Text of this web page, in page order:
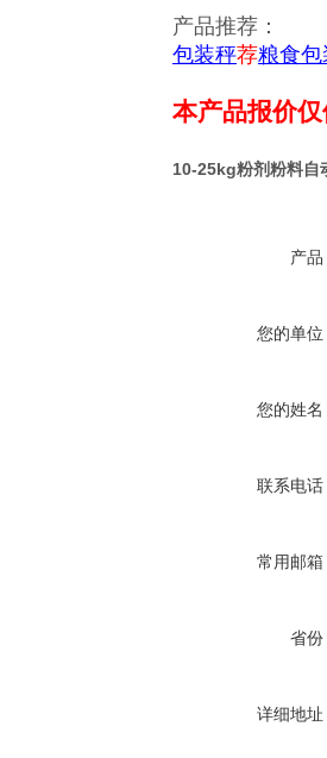
产品推荐：
包装秤荐粮食包
本产品报价
10-25kg粉剂粉料自
产品
您的单位
您的姓名
联系电话
常用邮箱
省份
详细地址